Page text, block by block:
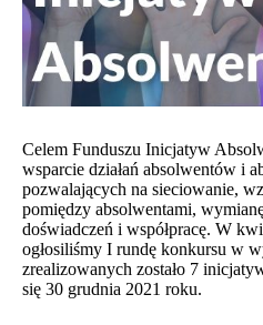
Celem Funduszu Inicjatyw
wsparcie działań absolwentów i
pozwalających na sieciowanie,
pomiędzy absolwentami,
doświadczeń i współpracę. W
ogłosiliśmy I rundę konkursu w
zrealizowanych zostało 7
się 30 grudnia 2021 roku.